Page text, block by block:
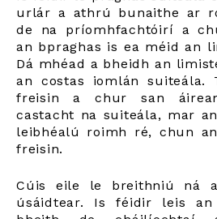
urlár a athrú bunaithe ar
de na príomhfachtóirí a
an bpraghas is ea méid an
Dá mhéad a bheidh an
an costas iomlán suiteála.
freisin a chur san
castacht na suiteála, mar
leibhéalú roimh ré, chun
freisin.
Cúis eile le breithniú ná
úsáidtear. Is féidir leis